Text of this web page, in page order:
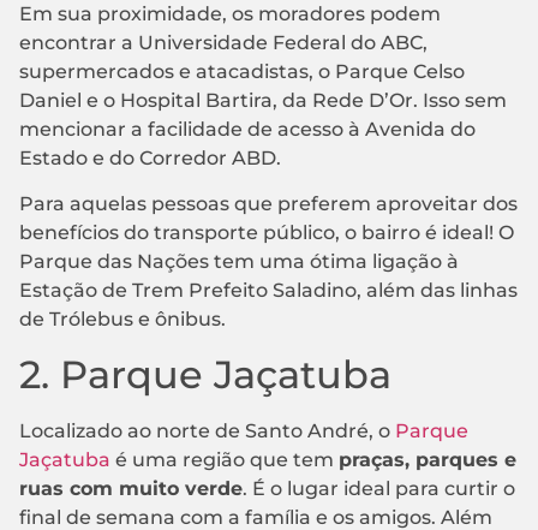
Em sua proximidade, os moradores podem
encontrar a Universidade Federal do ABC,
supermercados e atacadistas, o Parque Celso
Daniel e o Hospital Bartira, da Rede D’Or. Isso sem
mencionar a facilidade de acesso à Avenida do
Estado e do Corredor ABD.
Para aquelas pessoas que preferem aproveitar dos
benefícios do transporte público, o bairro é ideal! O
Parque das Nações tem uma ótima ligação à
Estação de Trem Prefeito Saladino, além das linhas
de Trólebus e ônibus.
2. Parque Jaçatuba
Localizado ao norte de Santo André, o Parque
Jaçatuba é uma região que tem praças, parques e
ruas com muito verde. É o lugar ideal para curtir o
final de semana com a família e os amigos. Além